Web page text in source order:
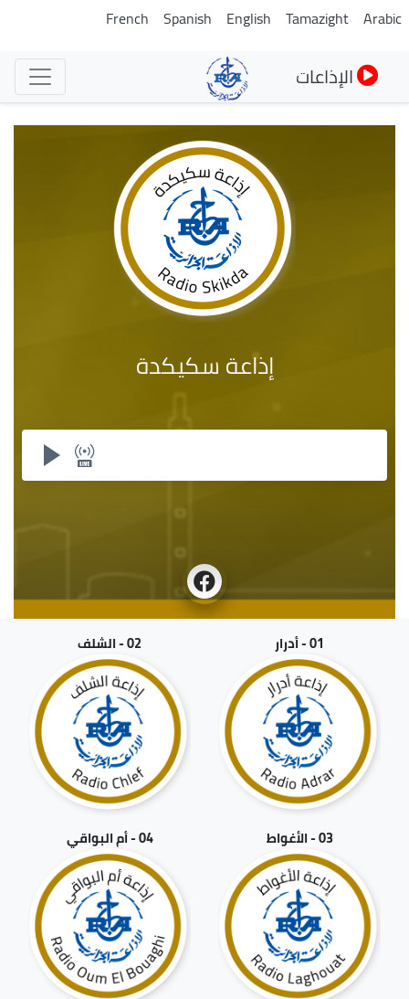
تجاوز
Arabic
Tamazight
English
Spanish
French
الإذاعات
إذاعة سكيكدة
01 - أدرار 02 - الشلف
03 - الأغواط 04 - أم البواقي